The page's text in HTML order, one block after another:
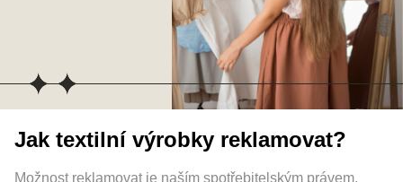
Jak textilní výrobky reklamovat?
Možnost reklamovat je naším spotřebitelským právem,